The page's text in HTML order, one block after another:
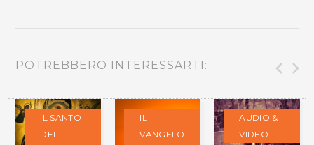
POTREBBERO INTERESSARTI:
IL SANTO
DEL
IL
VANGELO
AUDIO &
VIDEO